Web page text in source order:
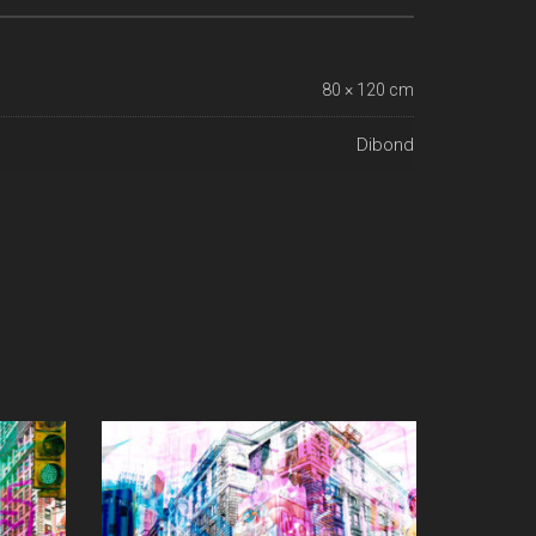
80 × 120 cm
Dibond